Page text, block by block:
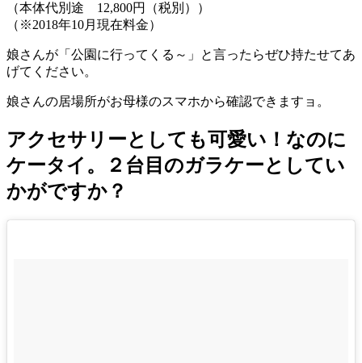
（本体代別途 12,800円（税別））
（※2018年10月現在料金）
娘さんが「公園に行ってくる～」と言ったらぜひ持たせてあ
げてください。
娘さんの居場所がお母様のスマホから確認できますョ。
アクセサリーとしても可愛い！なのに
ケータイ。２台目のガラケーとしてい
かがですか？